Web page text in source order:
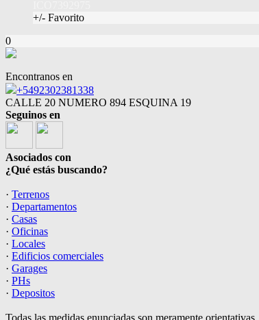
+/- Favorito
0
Encontranos en
+5492302381338
CALLE 20 NUMERO 894 ESQUINA 19
Seguinos en
Asociados con
¿Qué estás buscando?
· Terrenos
· Departamentos
· Casas
· Oficinas
· Locales
· Edificios comerciales
· Garages
· PHs
· Depositos